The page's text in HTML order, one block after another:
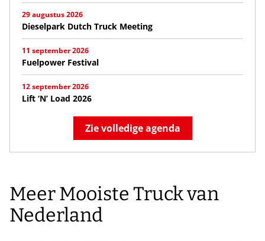
29 augustus 2026
Dieselpark Dutch Truck Meeting
11 september 2026
Fuelpower Festival
12 september 2026
Lift ‘N’ Load 2026
Zie volledige agenda
Meer Mooiste Truck van
Nederland